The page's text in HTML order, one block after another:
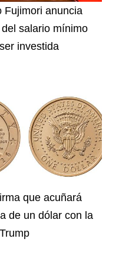
Fujimori anuncia
salario mínimo
investida
que acuñará
de un dólar con la